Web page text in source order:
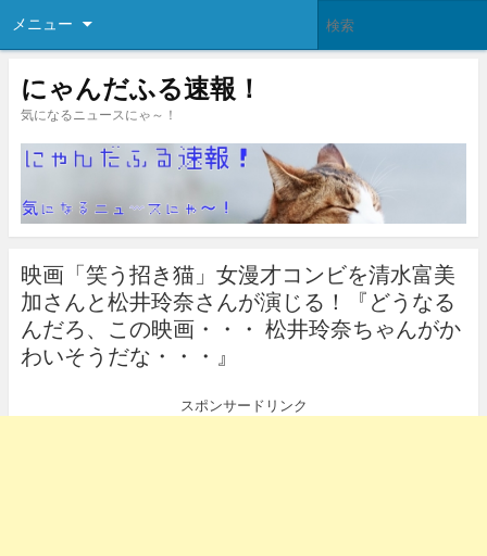
メニュー
にゃんだふる速報！
気になるニュースにゃ～！
映画「笑う招き猫」女漫才コンビを清水富美
加さんと松井玲奈さんが演じる！『どうなる
んだろ、この映画・・・ 松井玲奈ちゃんがか
わいそうだな・・・』
スポンサードリンク